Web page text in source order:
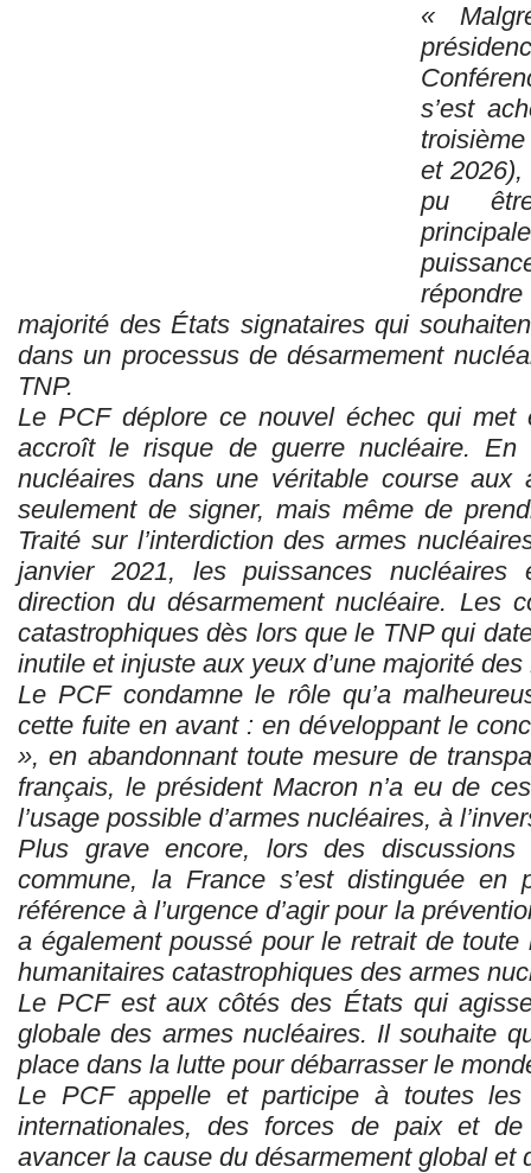
«
s’est
et 2026),
pu
majorité des États signataires qui
dans un processus de désarmement
TNP.
Le PCF déplore ce nouvel échec qui
accroît le risque de guerre nucléaire. En
nucléaires dans une véritable course aux
seulement de signer, mais même de
Traité sur l’interdiction des armes
janvier 2021, les puissances nucléaires
direction du désarmement nucléaire. Les
catastrophiques dès lors que le TNP qui
inutile et injuste aux yeux d’une majorité
Le PCF condamne le rôle qu’a
cette fuite en avant : en développant le
», en abandonnant toute mesure de
français, le président Macron n’a eu de
l’usage possible d’armes nucléaires, à
Plus grave encore, lors des
commune, la France s’est distinguée en
référence à l’urgence d’agir pour la
a également poussé pour le retrait de
humanitaires catastrophiques des armes
Le PCF est aux côtés des États qui
globale des armes nucléaires. Il souhaite
place dans la lutte pour débarrasser le
Le PCF appelle et participe à toutes les
internationales, des forces de paix et
avancer la cause du désarmement global et